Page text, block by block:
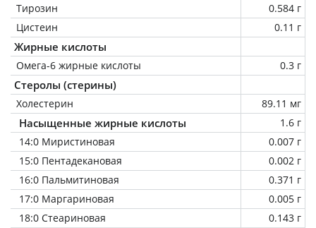
Тирозин
0.584 г
Цистеин
0.11 г
Жирные кислоты
Омега-6 жирные кислоты 0.3 г
Стеролы (стерины)
Холестерин 89.11 мг
Насыщенные жирные кислоты
1.6 г
14:0 Миристиновая
0.007 г
15:0 Пентадекановая
0.002 г
16:0 Пальмитиновая
0.371 г
17:0 Маргариновая
0.005 г
18:0 Стеариновая
0.143 г